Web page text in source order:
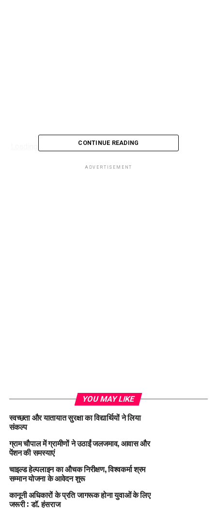
CONTINUE READING
ADVERTISEMENT
YOU MAY LIKE
स्वच्छता और यातायात सुरक्षा का विद्यार्थियों ने लिया
संकल्प
ग्राम चौपाल में ग्रामीणों ने उठाईं जलजमाव, आवास और
पेंशन की समस्याएं
चाइल्ड हेल्पलाइन का औचक निरीक्षण, विश्वकर्मा श्रम
सम्मान योजना के आवेदन शुरू
कानूनी अधिकारों के प्रति जागरूक होना युवाओं के लिए
जरूरी : डॉ. हंसराज